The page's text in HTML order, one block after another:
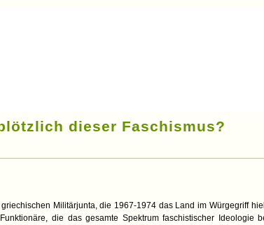
dieser Faschismus?
Militärjunta, die 1967-1974 das Land im Würgegriff
Funktionäre, die das gesamte Spektrum faschistischer Ideologie